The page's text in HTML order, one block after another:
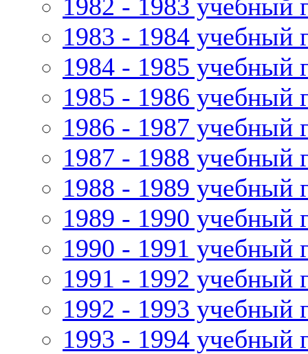
1982 - 1983 учебный
1983 - 1984 учебный
1984 - 1985 учебный
1985 - 1986 учебный
1986 - 1987 учебный
1987 - 1988 учебный
1988 - 1989 учебный
1989 - 1990 учебный
1990 - 1991 учебный
1991 - 1992 учебный
1992 - 1993 учебный
1993 - 1994 учебный